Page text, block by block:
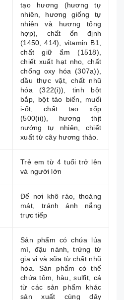
tạo hương (hương tự
nhiên, hương giống tự
nhiên và hương tổng
hợp), chất ổn định
(1450, 414), vitamin B1,
chất giữ ẩm (1518),
chiết xuất hạt nho, chất
chống oxy hóa (307a)),
dầu thực vật, chất nhũ
hóa (322(i)), tinh bột
bắp, bột tảo biển, muối
i-ốt, chất tạo xốp
(500(ii)), hương thịt
nướng tự nhiên, chiết
xuất từ cây hương thảo.
Trẻ em từ 4 tuổi trở lên
và người lớn
Để nơi khô ráo, thoáng
mát, tránh ánh nắng
trực tiếp
Sản phẩm có chứa lúa
mì, đậu nành, trứng từ
gia vị và sữa từ chất nhũ
hóa. Sản phẩm có thể
chứa tôm, hàu, sulfit, cá
từ các sản phẩm khác
sản xuất cùng dây